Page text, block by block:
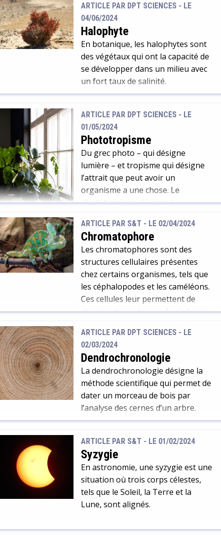
signifie "vent") et morphos (qui
signifie "forme").
ARTICLE PAR DPT SCIENCES - LE
04/06/2024
Halophyte
En botanique, les halophytes sont
des végétaux qui ont la capacité de
se développer dans un milieu avec
un fort taux de salinité.
ARTICLE PAR DPT SCIENCES - LE
01/05/2024
Phototropisme
Du grec photo – qui désigne
lumière – et tropisme qui désigne
l’attrait que peut avoir un
organisme a une chose. Le
phototropisme désigne le
plante ou un organisme va
s’orienter vers une source de
lumière. Lorsque la plante réagit
aux rayons du soleil, on parle
d’héliotropisme. Le phototropisme
est […]
ARTICLE PAR S&T - LE 02/04/2024
Chromatophore
Les chromatophores sont des
structures cellulaires présentes
chez certains organismes, tels que
les céphalopodes et les caméléons.
Ces cellules leur permettent de
changer de couleur et de s'adapter
ARTICLE PAR DPT SCIENCES - LE
02/03/2024
Dendrochronologie
La dendrochronologie désigne la
méthode scientifique qui permet de
dater un morceau de bois par
l’analyse des cernes d’un arbre.
ARTICLE PAR S&T - LE 01/02/2024
Syzygie
En astronomie, une syzygie est une
situation où trois corps célestes,
tels que le Soleil, la Terre et la
Lune, sont alignés.